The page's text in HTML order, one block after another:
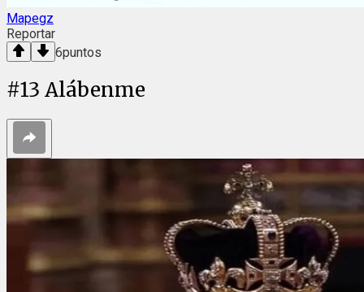
Mapegz
Reportar
6puntos
#13 Alábenme